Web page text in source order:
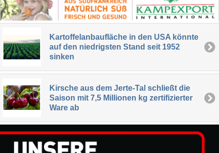
Kartoffelanbaufläche in den USA könnte
auf den niedrigsten Stand seit 1952
sinken
Kirsche aus dem Jerte-Tal schließt die
Saison mit 7,5 Millionen kg zertifizierter
Ware ab